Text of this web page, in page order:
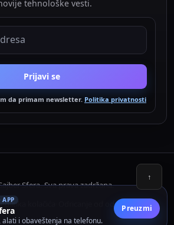
tehnološke vesti.
Prijavi se
da primam newsletter. Politika privatnosti
Sfera. Sva prava zadržana.
Politika kolačića Odricanje od odgovornosti
APP
alati i obaveštenja na telefonu.
Preuzmi
↑